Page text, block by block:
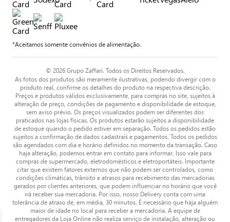
*Aceitamos somente convênios de alimentação.
© 2026 Grupo Zaffari. Todos os Direitos Reservados.
As fotos dos produtos são meramente ilustrativas, podendo divergir com o
produto real, confirme os detalhes do produto na respectiva descrição.
Preços e produtos válidos exclusivamente, para compras no site, sujeitos à
alteração de preço, condições de pagamento e disponibilidade de estoque,
sem aviso prévio. Os preços visualizados podem ser diferentes dos
praticados nas lojas físicas. Os produtos estarão sujeitos a disponibilidade
de estoque quando o pedido estiver em separação. Todos os pedidos estão
sujeitos a confirmação de dados cadastrais e pagamentos. Todos os pedidos
são agendados com dia e horário definidos no momento da transação. Caso
haja alteração, podemos entrar em contato para informar. Isso vale para
compras de supermercado, eletrodomésticos e eletroportáteis. Importante
citar que existem fatores externos que não podem ser controlados, como
condições climáticas, trânsito e atrasos para recebimento das mercadorias
gerados por clientes anteriores, que podem influenciar no horário que você
irá receber sua mercadoria. Por isso, nosso Delivery conta com uma
tolerância de atraso de, em média, 30 minutos. É necessário que haja alguém
maior de idade no local para receber a mercadoria. A equipe de
entregadores da Loja Online não realiza serviço de instalação, alteração ou